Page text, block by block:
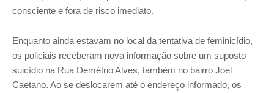
consciente e fora de risco imediato.
Enquanto ainda estavam no local da tentativa de feminicídio,
os policiais receberam nova informação sobre um suposto
suicídio na Rua Demétrio Alves, também no bairro Joel
Caetano. Ao se deslocarem até o endereço informado, os